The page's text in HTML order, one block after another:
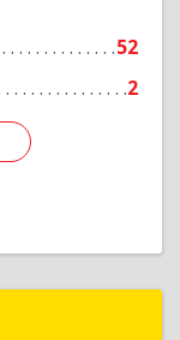
52
2
Подробнее